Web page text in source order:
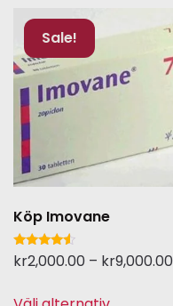
Sale!
Köp Imovane
Betygsatt
4.33
kr2,000.00 – kr9,000.00